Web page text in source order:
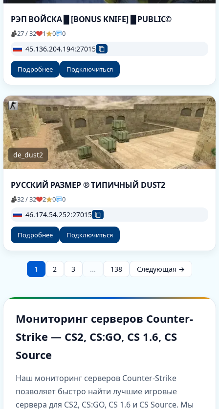
РЭП ВОЙСКА █ [BONUS KNIFE] █ PUBLIC©
27 / 32 1 0 0
45.136.204.194:27015
Подробнее Подключиться
de_dust2
РУССКИЙ РАЗМЕР ® ТИПИЧНЫЙ DUST2
32 / 32 2 0 0
46.174.54.252:27015
Подробнее Подключиться
1 2 3 ... 138 Следующая →
Мониторинг серверов Counter-
Strike — CS2, CS:GO, CS 1.6, CS
Source
Наш мониторинг серверов Counter-Strike
позволяет быстро найти лучшие игровые
сервера для CS2, CS:GO, CS 1.6 и CS Source. Мы